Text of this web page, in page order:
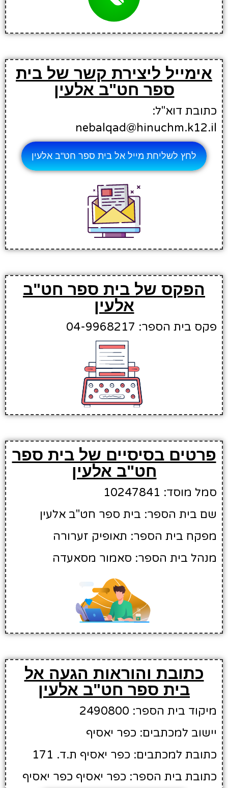
אימייל ליצירת קשר של בית
ספר חט"ב אלעין
כתובת דוא"ל:
nebalqad@hinuchm.k12.il
לחץ לשליחת מייל אל בית ספר חט"ב אלעין
הפקס של בית ספר חט"ב
אלעין
פקס בית הספר: 04-9968217
פרטים בסיסיים של בית ספר
חט"ב אלעין
סמל מוסד: 10247841
שם בית הספר: בית ספר חט"ב אלעין
מפקח בית הספר: תאופיק זערורה
מנהל בית הספר: סאמור מסאעדה
כתובת והוראות הגעה אל
בית ספר חט"ב אלעין
מיקוד בית הספר: 2490800
יישוב למכתבים: כפר יאסיף
כתובת למכתבים: כפר יאסיף ת.ד. 171
כתובת בית הספר: כפר יאסיף כפר יאסיף